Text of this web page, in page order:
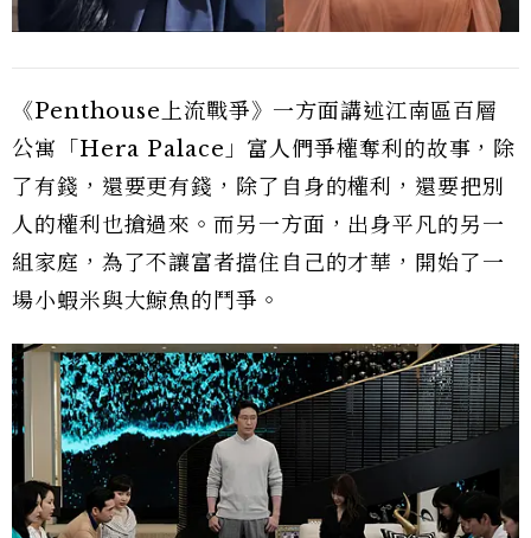
《Penthouse上流戰爭》一方面講述江南區百層
公寓「Hera Palace」富人們爭權奪利的故事，除
了有錢，還要更有錢，除了自身的權利，還要把別
人的權利也搶過來。而另一方面，出身平凡的另一
組家庭，為了不讓富者擋住自己的才華，開始了一
場小蝦米與大鯨魚的鬥爭。